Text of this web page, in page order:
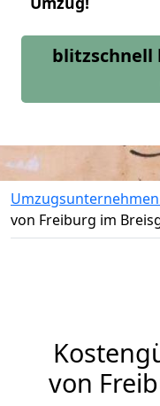
blitzschnell
von Freiburg im
von